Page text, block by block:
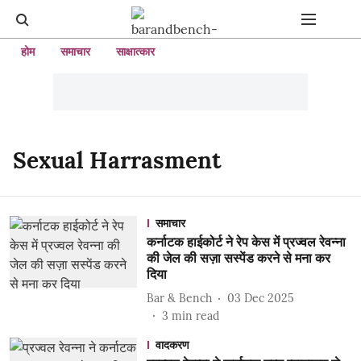
होम समाचार साक्षात्कार
Sexual Harrasment
समाचार
कर्नाटक हाईकोर्ट ने रेप केस में प्रज्वल रेवन्ना
की जेल की सज़ा सस्पेंड करने से मना कर
दिया
Bar & Bench
03 Dec 2025
3 min read
वादकरण